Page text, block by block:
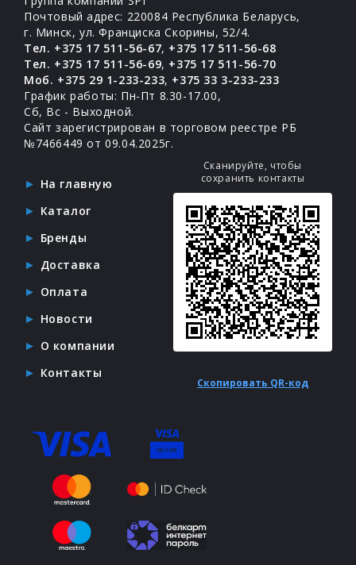
Почтовый адрес: 220084 Республика Беларусь,
г. Минск, ул. Франциска Скорины, 52/4.
Тел. +375 17 511-56-67, +375 17 511-56-68
Тел. +375 17 511-56-69, +375 17 511-56-70
Моб. +375 29 1-233-233, +375 33 3-233-233
График работы: Пн-Пт 8.30-17.00,
Сб, Вс - Выходной.
Сайт зарегистрирован в торговом реестре РБ
№7466449 от 09.04.2025г.
На главную
Каталог
Бренды
Доставка
Оплата
Новости
О компании
Контакты
Сканируйте, чтобы
сохранить контакты
Скопировать QR-код